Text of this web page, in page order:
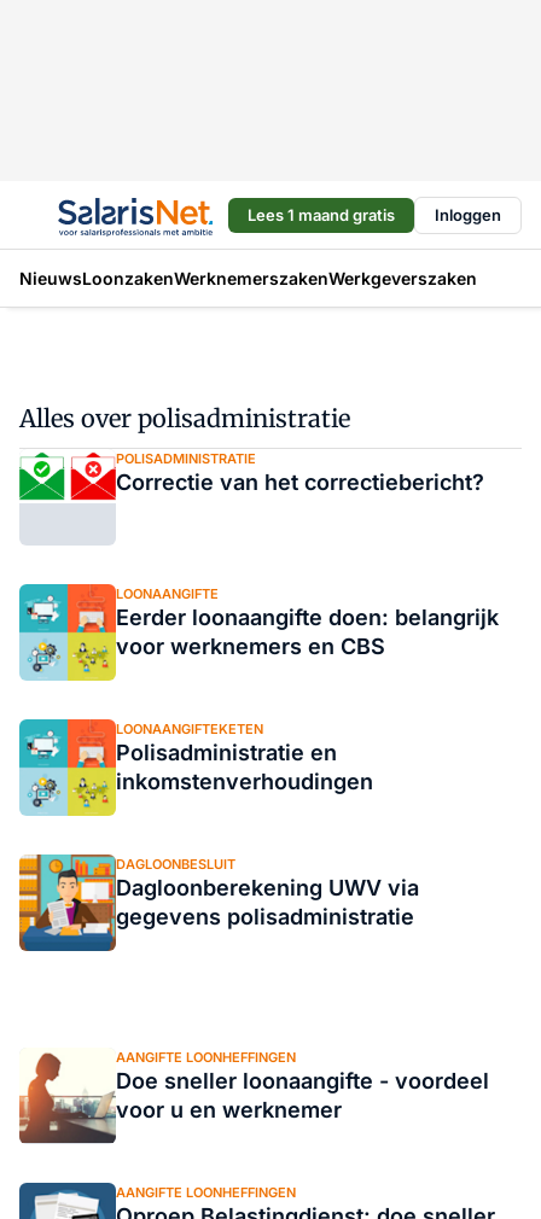
Lees 1 maand gratis Inloggen
NieuwsLoonzakenWerknemerszakenWerkgeverszaken
Alles over polisadministratie
POLISADMINISTRATIE
Correctie van het correctiebericht?
LOONAANGIFTE
Eerder loonaangifte doen: belangrijk
voor werknemers en CBS
LOONAANGIFTEKETEN
Polisadministratie en
inkomstenverhoudingen
DAGLOONBESLUIT
Dagloonberekening UWV via
gegevens polisadministratie
AANGIFTE LOONHEFFINGEN
Doe sneller loonaangifte - voordeel
voor u en werknemer
AANGIFTE LOONHEFFINGEN